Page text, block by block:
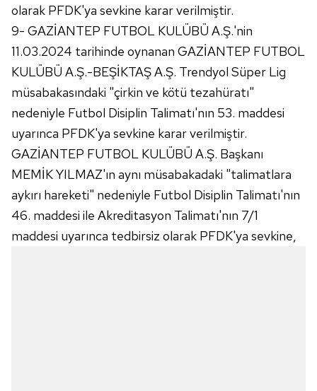
ilgili mevzuata uygun olarak kullanılan çerezlerle ilgili bilgi
almak için lütfentıklayınız.
olarak PFDK'ya sevkine karar verilmiştir.
9- GAZİANTEP FUTBOL KULÜBÜ A.Ş.'nin
11.03.2024 tarihinde oynanan GAZİANTEP FUTBOL
KULÜBÜ A.Ş.-BEŞİKTAŞ A.Ş. Trendyol Süper Lig
müsabakasındaki "çirkin ve kötü tezahüratı"
nedeniyle Futbol Disiplin Talimatı'nın 53. maddesi
uyarınca PFDK'ya sevkine karar verilmiştir.
GAZİANTEP FUTBOL KULÜBÜ A.Ş. Başkanı
MEMİK YILMAZ'ın aynı müsabakadaki "talimatlara
aykırı hareketi" nedeniyle Futbol Disiplin Talimatı'nın
46. maddesi ile Akreditasyon Talimatı'nın 7/1
maddesi uyarınca tedbirsiz olarak PFDK'ya sevkine,